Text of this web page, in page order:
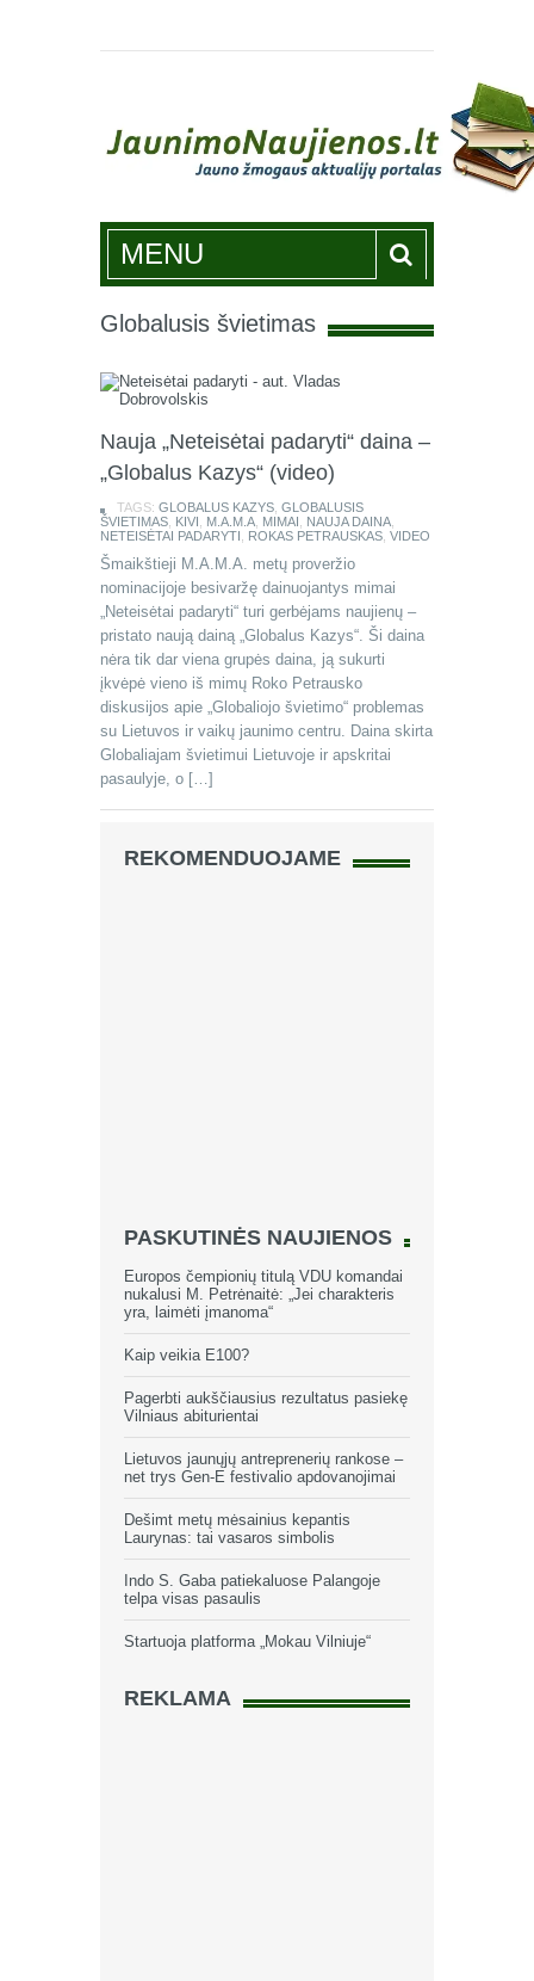
Jaunimonaujienos.lt
MENU
Globalusis švietimas
Nauja „Neteisėtai padaryti“ daina –
„Globalus Kazys“ (video)
TAGS: GLOBALUS KAZYS GLOBALUSIS
ŠVIETIMAS KIVI M.A.M.A MIMAI NAUJA DAINA
NETEISĖTAI PADARYTI
ROKAS PETRAUSKAS VIDEO
Šmaikštieji M.A.M.A. metų proveržio
nominacijoje besivaržę dainuojantys mimai
„Neteisėtai padaryti“ turi gerbėjams naujienų –
pristato naują dainą „Globalus Kazys“. Ši daina
nėra tik dar viena grupės daina, ją sukurti
įkvėpė vieno iš mimų Roko Petrausko
diskusijos apie „Globaliojo švietimo“ problemas
su Lietuvos ir vaikų jaunimo centru. Daina skirta
Globaliajam švietimui Lietuvoje ir apskritai
pasaulyje, o […]
REKOMENDUOJAME
PASKUTINĖS NAUJIENOS
Europos čempionių titulą VDU komandai
nukalusi M. Petrėnaitė: „Jei charakteris
yra, laimėti įmanoma“
Kaip veikia E100?
Pagerbti aukščiausius rezultatus pasiekę
Vilniaus abiturientai
Lietuvos jaunųjų antreprenerių rankose –
net trys Gen-E festivalio apdovanojimai
Dešimt metų mėsainius kepantis
Laurynas: tai vasaros simbolis
Indo S. Gaba patiekaluose Palangoje
telpa visas pasaulis
Startuoja platforma „Mokau Vilniuje“
REKLAMA